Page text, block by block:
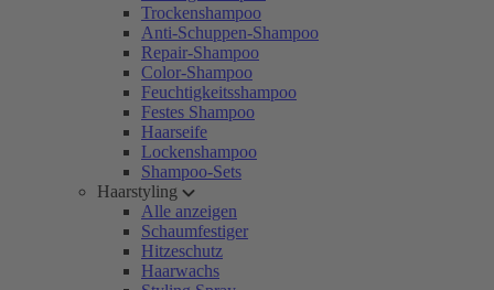
Trockenshampoo
Anti-Schuppen-Shampoo
Repair-Shampoo
Color-Shampoo
Feuchtigkeitsshampoo
Festes Shampoo
Haarseife
Lockenshampoo
Shampoo-Sets
Haarstyling
Alle anzeigen
Schaumfestiger
Hitzeschutz
Haarwachs